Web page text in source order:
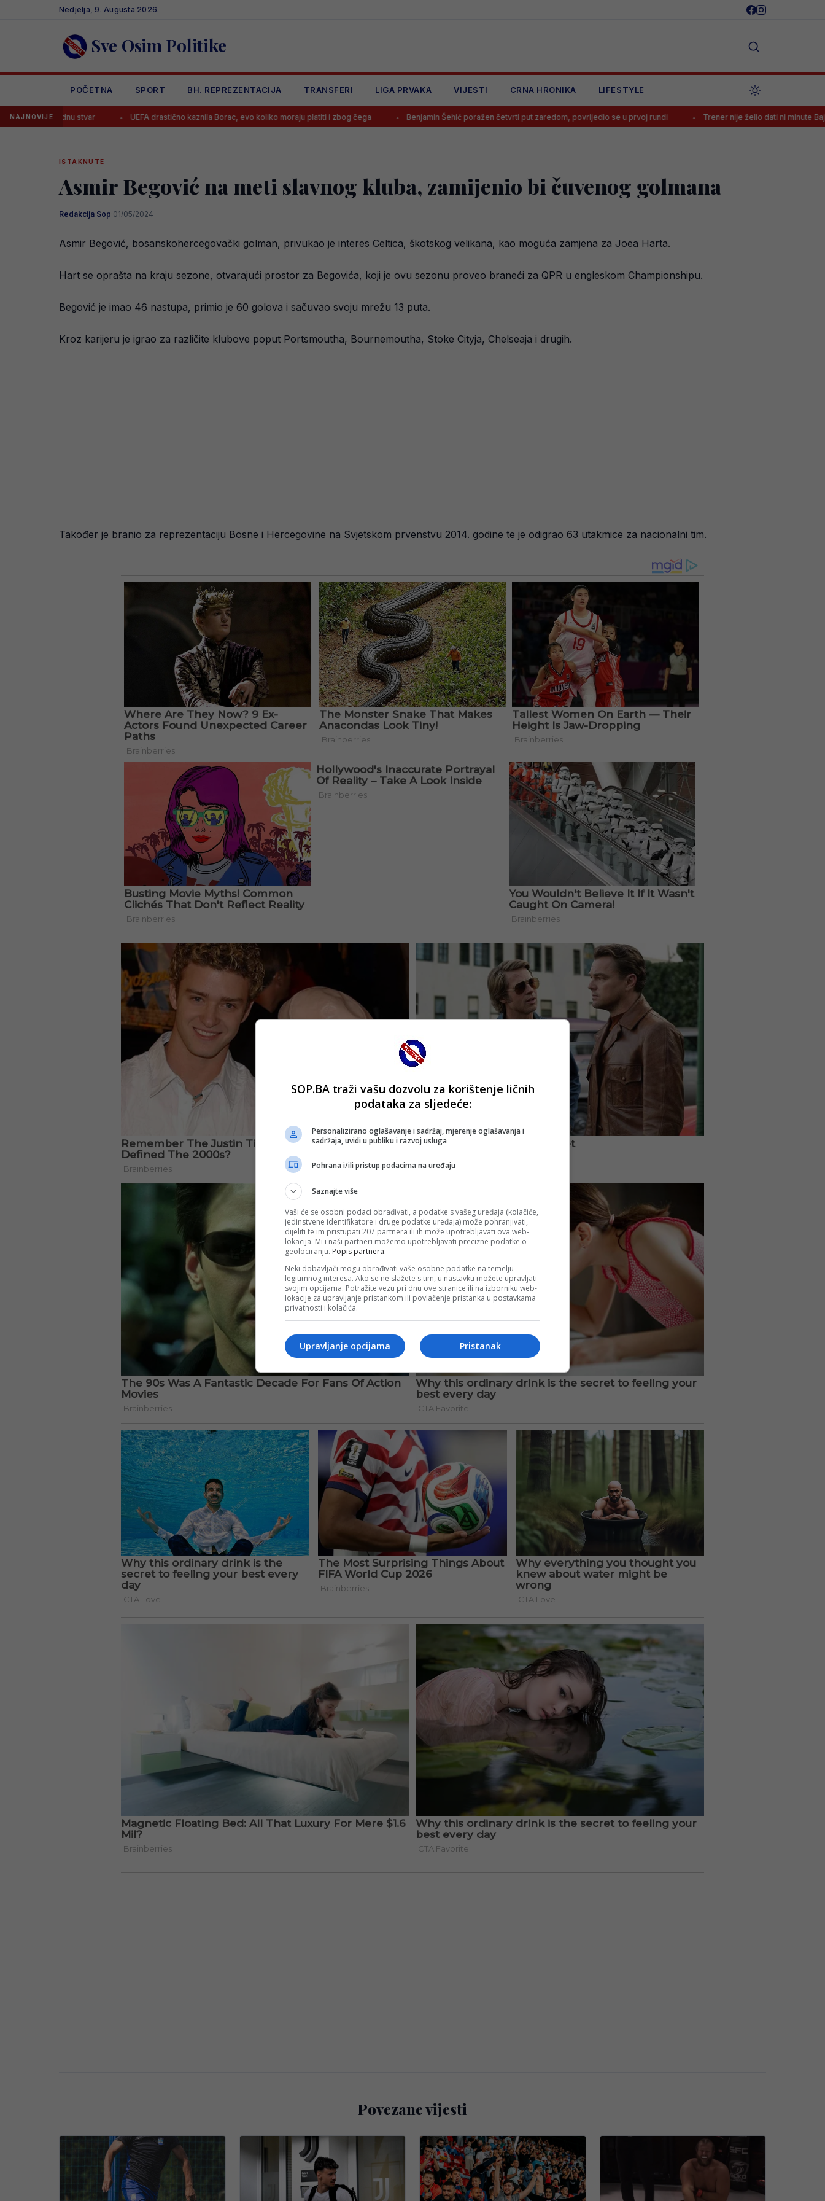
Nedjelja, 9. Augusta 2026.
Sve Osim Politike
POČETNA SPORT BH. REPREZENTACIJA TRANSFERI LIGA PRVAKA VIJESTI CRNA HRONIKA LIFESTYLE
NAJNOVIJE
stvar UEFA drastično kaznila Borac, evo koliko moraju platiti i zbog čega Benjamin Šehić poražen četvrti put zaredom, povrijedio se u prvoj rundi Trener nije želio dati ni minute Bajraktareviću,
ISTAKNUTE
Asmir Begović na meti slavnog kluba, zamijenio bi čuvenog golmana
Redakcija Sop·01/05/2024
Asmir Begović, bosanskohercegovački golman, privukao je interes Celtica, škotskog velikana, kao moguća zamjena za Joea Harta.
Hart se oprašta na kraju sezone, otvarajući prostor za Begovića, koji je ovu sezonu proveo braneći za QPR u engleskom Championshipu.
Begović je imao 46 nastupa, primio je 60 golova i sačuvao svoju mrežu 13 puta.
Kroz karijeru je igrao za različite klubove poput Portsmoutha, Bournemoutha, Stoke Cityja, Chelseaja i drugih.
Također je branio za reprezentaciju Bosne i Hercegovine na Svjetskom prvenstvu 2014. godine te je odigrao 63 utakmice za nacionalni tim.
Povezane vijesti
SOP.BA traži vašu dozvolu za korištenje ličnih
podataka za sljedeće:
Personalizirano oglašavanje i sadržaj, mjerenje oglašavanja i
sadržaja, uvidi u publiku i razvoj usluga
Pohrana i/ili pristup podacima na uređaju
Saznajte više
Vaši će se osobni podaci obrađivati, a podatke s vašeg uređaja (kolačiće,
jedinstvene identifikatore i druge podatke uređaja) može pohranjivati,
dijeliti te im pristupati 207 partnera ili ih može upotrebljavati ova web-
lokacija. Mi i naši partneri možemo upotrebljavati precizne podatke o
geolociranju. Popis partnera.
Neki dobavljači mogu obrađivati vaše osobne podatke na temelju
legitimnog interesa. Ako se ne slažete s tim, u nastavku možete upravljati
svojim opcijama. Potražite vezu pri dnu ove stranice ili na izborniku web-
lokacije za upravljanje pristankom ili povlačenje pristanka u postavkama
privatnosti i kolačića.
Pristanak
Upravljanje opcijama